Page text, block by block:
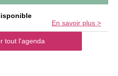
En savoir plus >
tout l'agenda